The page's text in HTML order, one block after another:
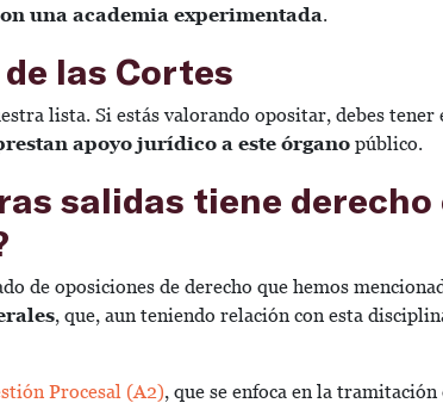
una academia experimentada.
las Cortes
lista. Si estás valorando opositar, debes tener
apoyo jurídico a este órgano público.
salidas tiene
de oposiciones de derecho que hemos
, que, aun teniendo relación con esta
Procesal (A2), que se enfoca en la